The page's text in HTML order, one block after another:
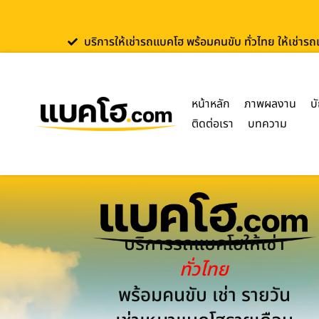
บริการให้เช่ารถแบคโฮ พร้อมคนขับ ทั่วไทย ให้เช่า
หน้าหลัก ภาพผลงาน
ติดต่อเรา
บทความ
บริการรถแบคโฮให้เช่า
ทั่วไทย
พร้อมคนขับ เช่า รายวัน